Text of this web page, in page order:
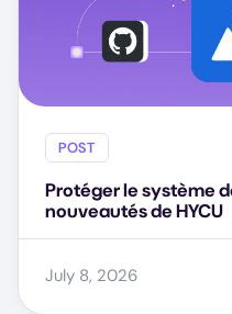
POST
Protéger le système
nouveautés de HYCU
July 8, 2026